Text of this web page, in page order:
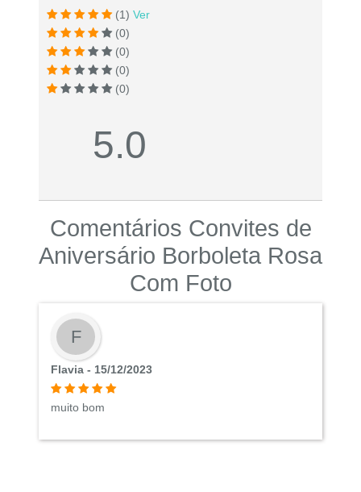
(1) Ver
(0)
(0)
(0)
(0)
5.0
Comentários Convites de
Aniversário Borboleta Rosa
Com Foto
F
Flavia - 15/12/2023
muito bom